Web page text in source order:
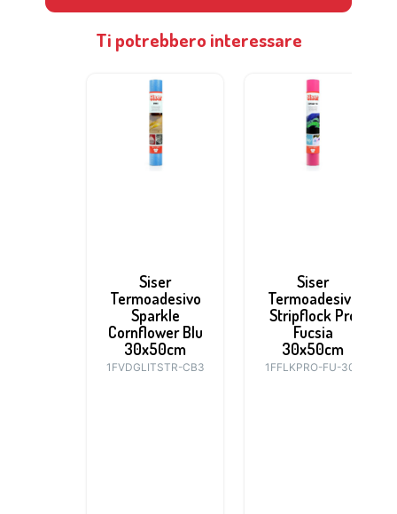
Ti potrebbero interessare
Siser
Termoadesivo
Sparkle
Cornflower Blu
30x50cm
1FVDGLITSTR-CB3
Siser
Termoadesivo
Stripflock Pro
Fucsia
30x50cm
1FFLKPRO-FU-305